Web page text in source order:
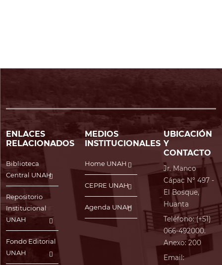
ENLACES
RELACIONADOS
Biblioteca
Central UNAH
Repositorio
Institucional
UNAH
Fondo Editorial
UNAH
MEDIOS
INSTITUCIONALES
Home UNAH
CEPRE UNAH
Agenda UNAH
UBICACIÓN
Y
CONTACTO
Jr. Manco
Cápac N° 497 -
El Bosque,
Huanta
Teléfono: (+51)
066-492000.
Anexo: 200
Email: